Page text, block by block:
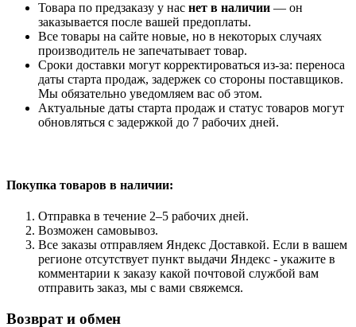
Товара по предзаказу у нас нет в наличии — он
заказывается после вашей предоплаты.
Все товары на сайте новые, но в некоторых случаях
производитель не запечатывает товар.
Сроки доставки могут корректироваться из-за: переноса
даты старта продаж, задержек со стороны поставщиков.
Мы обязательно уведомляем вас об этом.
Актуальные даты старта продаж и статус товаров могут
обновляться с задержкой до 7 рабочих дней.
Покупка товаров в наличии:
Отправка в течение 2–5 рабочих дней.
Возможен самовывоз.
Все заказы отправляем Яндекс Доставкой. Если в вашем
регионе отсутствует пункт выдачи Яндекс - укажите в
комментарии к заказу какой почтовой службой вам
отправить заказ, мы с вами свяжемся.
Возврат и обмен